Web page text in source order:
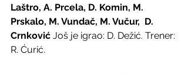
Laštro, A. Prcela, D. Komin, M.
Prskalo, M. Vundač, M. Vučur,  D.
Crnković Još je igrao: D. Dežić. Trener:
R. Ćurić.